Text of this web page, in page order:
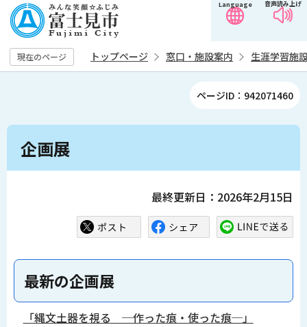
の
ペ
ー
す
音声読み上げ
Language
現在のページ トップページ 窓口・施設案内 生涯学習施
ページID：942071460
本
企画展
最終更新日：2026年2月15日
最新の企画展
「縄文土器を視る ─作った痕・使った痕─」